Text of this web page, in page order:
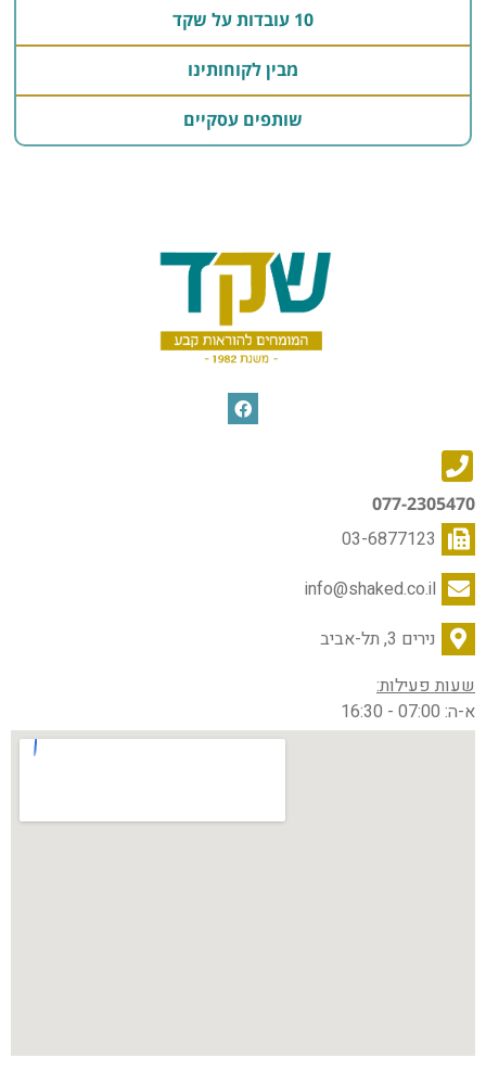
10 עובדות על שקד
מבין לקוחותינו
שותפים עסקיים
077-2305470
03-6877123
info@shaked.co.il
נירים 3, תל-אביב
שעות פעילות:
א-ה: 07:00 - 16:30